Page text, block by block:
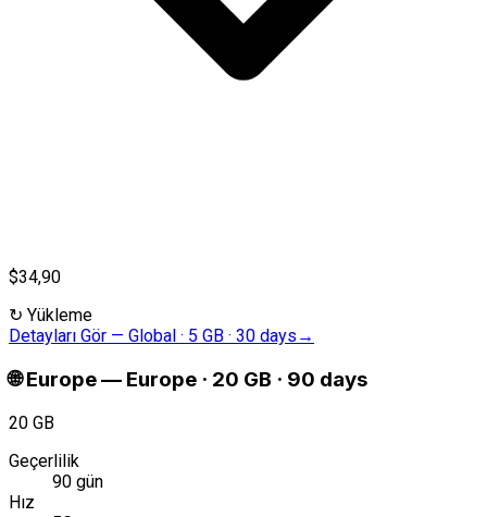
$34,90
↻ Yükleme
Detayları Gör — Global · 5 GB · 30 days →
🌐 Europe— Europe · 20 GB · 90 days
20 GB
Geçerlilik
90 gün
Hız